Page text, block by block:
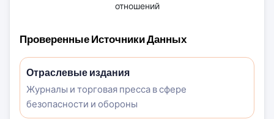
отношений
Проверенные Источники Данных
Отраслевые издания
Журналы и торговая пресса в сфере
безопасности и обороны